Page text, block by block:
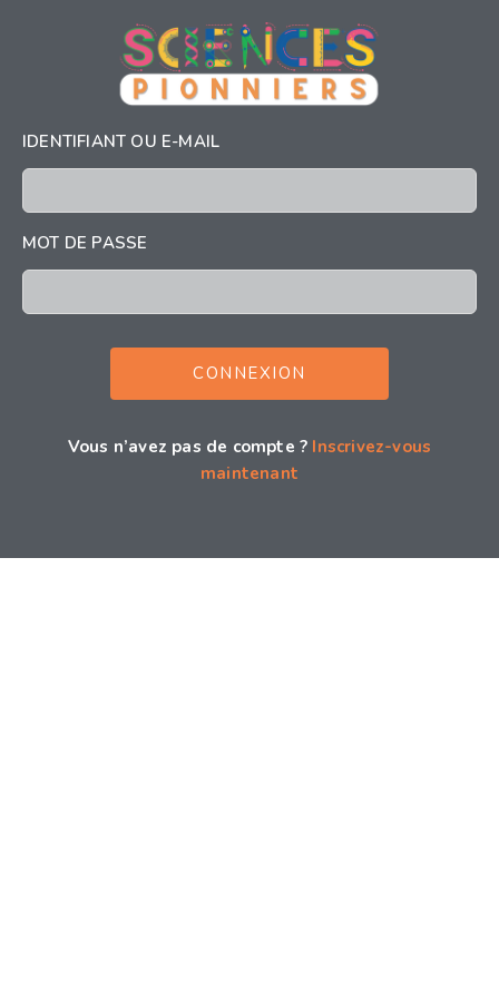
IDENTIFIANT OU E-MAIL
MOT DE PASSE
Vous n’avez pas de compte ? Inscrivez-vous
maintenant